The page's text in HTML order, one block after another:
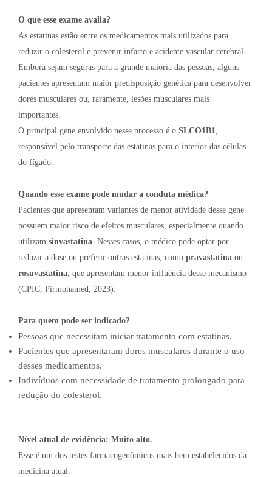
O que esse exame avalia?
As estatinas estão entre os medicamentos mais utilizados para
reduzir o colesterol e prevenir infarto e acidente vascular cerebral.
Embora sejam seguras para a grande maioria das pessoas, alguns
pacientes apresentam maior predisposição genética para desenvolver
dores musculares ou, raramente, lesões musculares mais
importantes.
O principal gene envolvido nesse processo é o SLCO1B1,
responsável pelo transporte das estatinas para o interior das células
do fígado.
Quando esse exame pode mudar a conduta médica?
Pacientes que apresentam variantes de menor atividade desse gene
possuem maior risco de efeitos musculares, especialmente quando
utilizam sinvastatina. Nesses casos, o médico pode optar por
reduzir a dose ou preferir outras estatinas, como pravastatina ou
rosuvastatina, que apresentam menor influência desse mecanismo
(CPIC; Pirmohamed, 2023).
Para quem pode ser indicado?
Pessoas que necessitam iniciar tratamento com estatinas.
Pacientes que apresentaram dores musculares durante o uso
desses medicamentos.
Indivíduos com necessidade de tratamento prolongado para
redução do colesterol.
Nível atual de evidência: Muito alto.
Esse é um dos testes farmacogenômicos mais bem estabelecidos da
medicina atual.